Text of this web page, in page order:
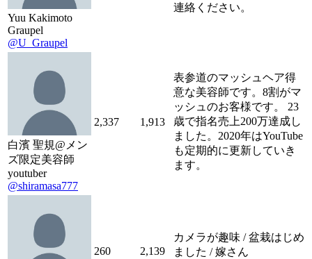
Yuu Kakimoto
Graupel
@U_Graupel
連絡ください。
白濱 聖規@メン
ズ限定美容師
youtuber
@shiramasa777
2,337 1,913
表参道のマッシュヘア得
意な美容師です。8割がマ
ッシュのお客様です。 23
歳で指名売上200万達成し
ました。2020年はYouTube
も定期的に更新していき
ます。
260 2,139
カメラが趣味 / 盆栽はじめ
ました / 嫁さん